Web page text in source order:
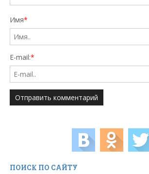
Имя*
E-mail:*
ПОИСК ПО САЙТУ